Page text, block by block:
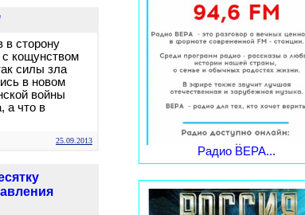
в сторону
с кощунством
силы зла
в новом
войны
а что в
25.09.2013
Радио ВЕРА...